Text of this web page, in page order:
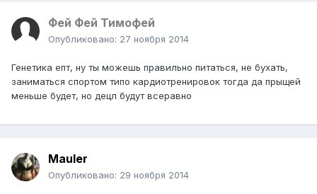
Фей Фей Тимофей
Опубликовано: 27 ноября 2014
Генетика епт, ну ты можешь правильно питаться, не бухать,
заниматься спортом типо кардиотренировок тогда да прыщей
меньше будет, но децл будут всеравно
Mauler
Опубликовано: 29 ноября 2014